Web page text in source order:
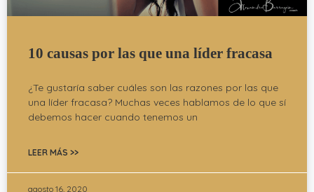
10 causas por las que una líder fracasa
¿Te gustaría saber cuáles son las razones por las que
una líder fracasa? Muchas veces hablamos de lo que sí
debemos hacer cuando tenemos un
LEER MÁS >>
agosto 16, 2020